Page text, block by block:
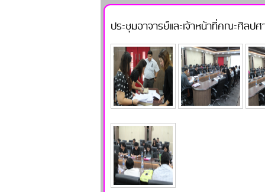
ประชุมอาจารย์และเจ้าหน้าที่คณะศิล